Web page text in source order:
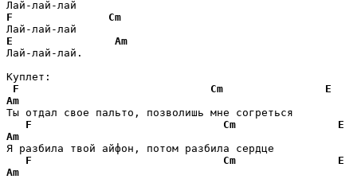
F
Cm
E
Am
Лай-лай-лай.
Куплет:
F
Cm
E
Am
Ты отдал свое пальто, позволишь мне согреться
F
Cm
E
Am
Я разбила твой айфон, потом разбила сердце
F
Cm
E
Am